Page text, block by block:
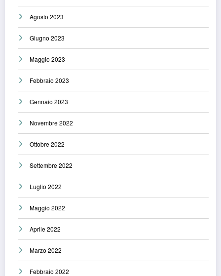
Agosto 2023
Giugno 2023
Maggio 2023
Febbraio 2023
Gennaio 2023
Novembre 2022
Ottobre 2022
Settembre 2022
Luglio 2022
Maggio 2022
Aprile 2022
Marzo 2022
Febbraio 2022